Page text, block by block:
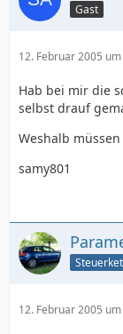
Gast
12. Februar 2005
Hab bei mir die
selbst drauf
Weshalb
samy801
12. Februar 2005